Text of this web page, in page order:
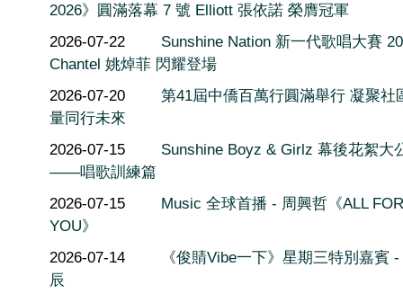
2026》圓滿落幕 7 號 Elliott 張依諾 榮膺冠軍
2026-07-22
Sunshine Nation 新一代歌唱大賽
Chantel 姚焯菲 閃耀登場
2026-07-20
第41屆中僑百萬行圓滿舉行 凝聚社
量同行未來
2026-07-15
Sunshine Boyz & Girlz 幕後花絮大
——唱歌訓練篇
2026-07-15
Music 全球首播 - 周興哲《ALL FOR
YOU》
2026-07-14
《俊䝼Vibe一下》星期三特別嘉賓
辰